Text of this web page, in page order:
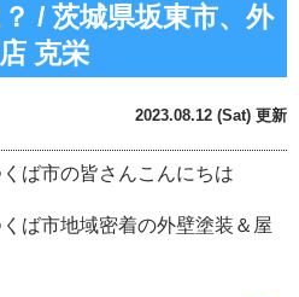
/ 茨城県坂東市、外
克栄
2023.08.12 (Sat) 更新
ば市の皆さんこんにちは
ば市地域密着の外壁塗装＆屋